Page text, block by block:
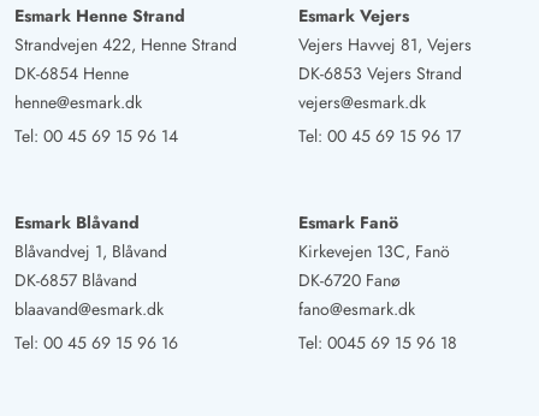
Esmark Henne Strand
Strandvejen 422, Henne Strand
DK-6854 Henne
henne@esmark.dk
Tel: 00 45 69 15 96 14
Esmark Vejers
Vejers Havvej 81, Vejers
DK-6853 Vejers Strand
vejers@esmark.dk
Tel: 00 45 69 15 96 17
Esmark Blåvand
Blåvandvej 1, Blåvand
DK-6857 Blåvand
blaavand@esmark.dk
Tel: 00 45 69 15 96 16
Esmark Fanö
Kirkevejen 13C, Fanö
DK-6720 Fanø
fano@esmark.dk
Tel: 0045 69 15 96 18